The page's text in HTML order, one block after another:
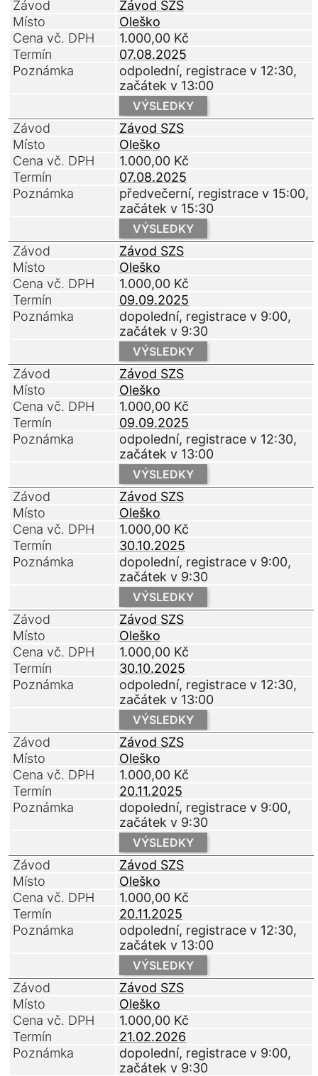
Závod
Závod SZS
Místo
Oleško
Cena vč. DPH
1.000,00 Kč
Termín
07.08.2025
Poznámka
odpolední, registrace v 12:30,
začátek v 13:00
VÝSLEDKY
Závod
Závod SZS
Místo
Oleško
Cena vč. DPH
1.000,00 Kč
Termín
07.08.2025
Poznámka
předvečerní, registrace v 15:00,
začátek v 15:30
VÝSLEDKY
Závod
Závod SZS
Místo
Oleško
Cena vč. DPH
1.000,00 Kč
Termín
09.09.2025
Poznámka
dopolední, registrace v 9:00,
začátek v 9:30
VÝSLEDKY
Závod
Závod SZS
Místo
Oleško
Cena vč. DPH
1.000,00 Kč
Termín
09.09.2025
Poznámka
odpolední, registrace v 12:30,
začátek v 13:00
VÝSLEDKY
Závod
Závod SZS
Místo
Oleško
Cena vč. DPH
1.000,00 Kč
Termín
30.10.2025
Poznámka
dopolední, registrace v 9:00,
začátek v 9:30
VÝSLEDKY
Závod
Závod SZS
Místo
Oleško
Cena vč. DPH
1.000,00 Kč
Termín
30.10.2025
Poznámka
odpolední, registrace v 12:30,
začátek v 13:00
VÝSLEDKY
Závod
Závod SZS
Místo
Oleško
Cena vč. DPH
1.000,00 Kč
Termín
20.11.2025
Poznámka
dopolední, registrace v 9:00,
začátek v 9:30
VÝSLEDKY
Závod
Závod SZS
Místo
Oleško
Cena vč. DPH
1.000,00 Kč
Termín
20.11.2025
Poznámka
odpolední, registrace v 12:30,
začátek v 13:00
VÝSLEDKY
Závod
Závod SZS
Místo
Oleško
Cena vč. DPH
1.000,00 Kč
Termín
21.02.2026
Poznámka
dopolední, registrace v 9:00,
začátek v 9:30